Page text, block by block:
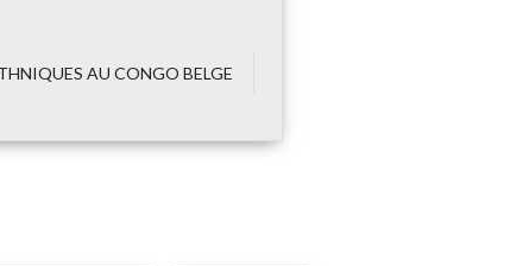
AU CONGO BELGE